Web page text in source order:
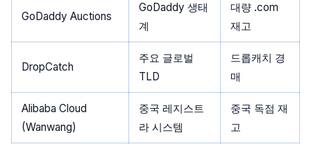
GoDaddy Auctions
GoDaddy 생태
계
대량 .com
재고
DropCatch
주요 글로벌
TLD
드롭캐치 경
매
Alibaba Cloud
(Wanwang)
중국 레지스트
라 시스템
중국 독점 재
고